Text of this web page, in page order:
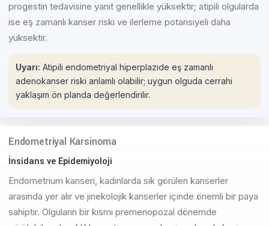
progestin tedavisine yanıt genellikle yüksektir; atipili olgularda
ise eş zamanlı kanser riski ve ilerleme potansiyeli daha
yüksektir.
Uyarı: Atipili endometriyal hiperplazide eş zamanlı
adenokanser riski anlamlı olabilir; uygun olguda cerrahi
yaklaşım ön planda değerlendirilir.
Endometriyal Karsinoma
İnsidans ve Epidemiyoloji
Endometrium kanseri, kadınlarda sık görülen kanserler
arasında yer alır ve jinekolojik kanserler içinde önemli bir paya
sahiptir. Olguların bir kısmı premenopozal dönemde